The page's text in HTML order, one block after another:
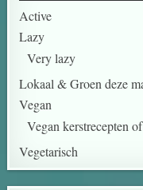
Active
Lazy
Very lazy
Lokaal & Groen deze
Vegan
Vegan kerstrecepten
Vegetarisch